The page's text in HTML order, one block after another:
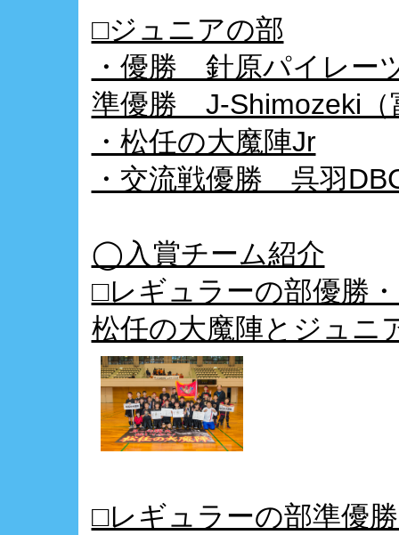
□ジュニアの部
・優勝 針原パイレ
準優勝 J-Shimozeki（
・松任の大魔陣Jr
・交流戦優勝 呉羽
◯入賞チーム紹介
□レギュラーの部優勝
松任の大魔陣とジュニ
□レギュラーの部準優